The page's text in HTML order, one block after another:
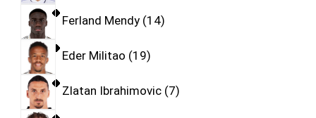
Ferland Mendy 14
Eder Militao 19
Zlatan Ibrahimovic 7